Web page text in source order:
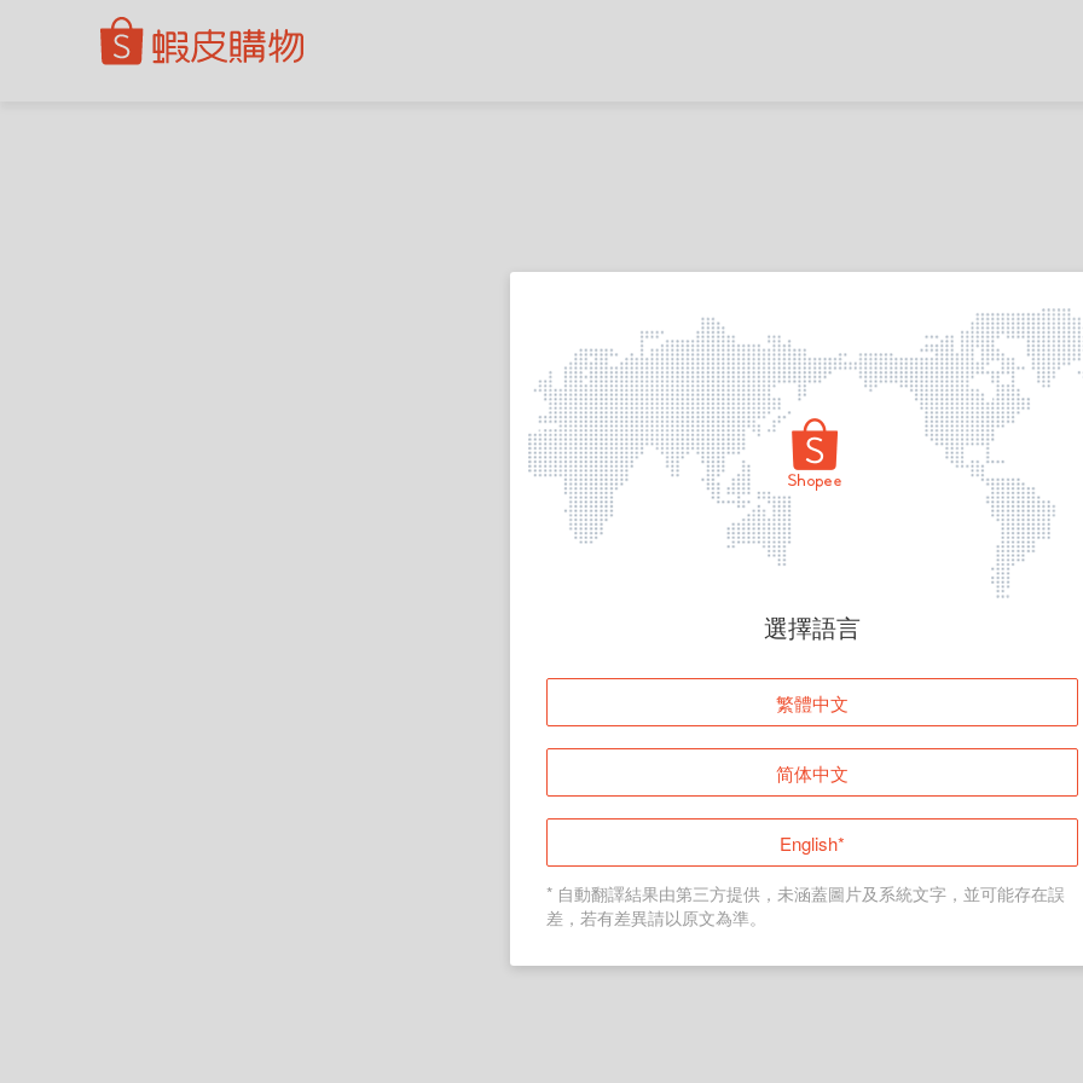
頁面無法顯示
登入
返回首頁
選擇語言
繁體中文
简体中文
English*
* 自動翻譯結果由第三方提供，未涵蓋圖片及系統文字，並可能存在誤
差，若有差異請以原文為準。